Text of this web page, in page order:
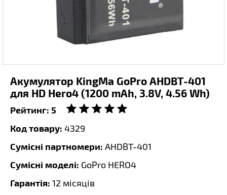
Акумулятор KingMa GoPro AHDBT-401
для HD Hero4 (1200 mAh, 3.8V, 4.56 Wh)
Рейтинг: 5
Код товару: 4329
Сумісні партномери: AHDBT-401
Сумісні моделі: GoPro HERO4
Гарантія: 12 місяців